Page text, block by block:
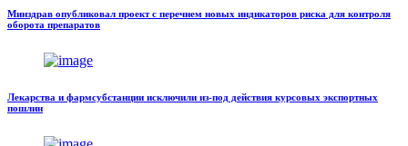
Минздрав опубликовал проект с перечнем новых индикаторов риска для контроля
оборота препаратов
Лекарства и фармсубстанции исключили из-под действия курсовых экспортных
пошлин